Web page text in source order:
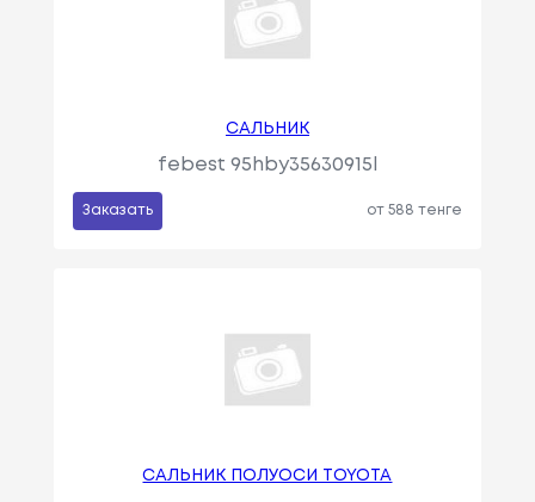
САЛЬНИК
febest 95hby35630915l
Заказать от 588 тенге
САЛЬНИК ПОЛУОСИ TOYOTA